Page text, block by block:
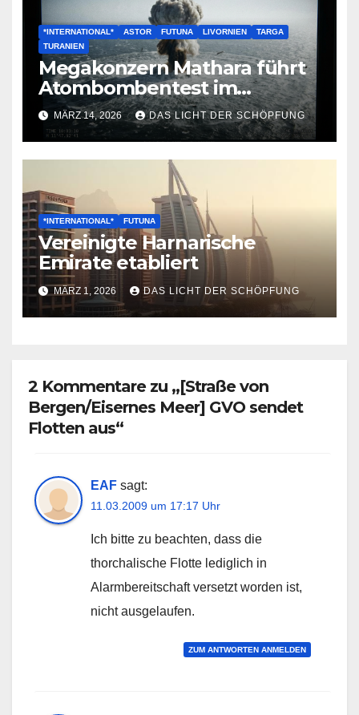
*INTERNATIONAL* ASTOR FUTUNA LIVORNIEN
TARGA
TURANIEN
Megakonzern Mathara führt
Atombombentest im
Nordanik durch
MÄRZ 14, 2026 DAS LICHT DER SCHÖPFUNG
*INTERNATIONAL* FUTUNA
Vereinigte Harnarische
Emirate etabliert
MÄRZ 1, 2026 DAS LICHT DER SCHÖPFUNG
2 Kommentare zu „[Straße von
Bergen/Eisernes Meer] GVO sendet
Flotten aus“
EAF sagt:
11.03.2009 um 17:17 Uhr
Ich bitte zu beachten, dass die
thorchalische Flotte lediglich in
Alarmbereitschaft versetzt worden ist,
nicht ausgelaufen.
ZUM ANTWORTEN ANMELDEN